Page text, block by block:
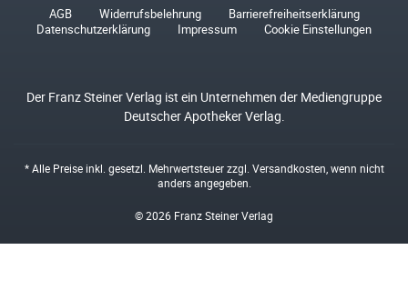
AGB Widerrufsbelehrung
Barrierefreiheitserklärung
Datenschutzerklärung
Impressum Cookie Einstellungen
Der Franz Steiner Verlag ist ein Unternehmen der Mediengruppe
Deutscher Apotheker Verlag.
* Alle Preise inkl. gesetzl. Mehrwertsteuer zzgl. Versandkosten , wenn nicht
anders angegeben.
© 2026 Franz Steiner Verlag